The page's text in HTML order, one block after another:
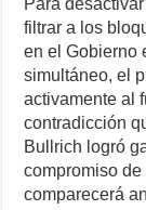
filtrar a los
en el Gobierno
simultáneo, el
activamente al
contradicción
Bullrich logró
compromiso
comparecerá